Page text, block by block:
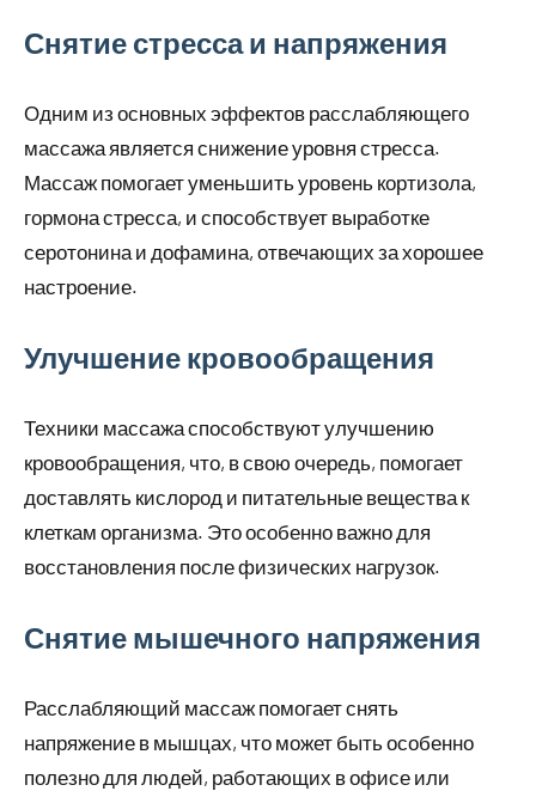
Снятие стресса и напряжения
Одним из основных эффектов расслабляющего
массажа является снижение уровня стресса.
Массаж помогает уменьшить уровень кортизола,
гормона стресса, и способствует выработке
серотонина и дофамина, отвечающих за хорошее
настроение.
Улучшение кровообращения
Техники массажа способствуют улучшению
кровообращения, что, в свою очередь, помогает
доставлять кислород и питательные вещества к
клеткам организма. Это особенно важно для
восстановления после физических нагрузок.
Снятие мышечного напряжения
Расслабляющий массаж помогает снять
напряжение в мышцах, что может быть особенно
полезно для людей, работающих в офисе или